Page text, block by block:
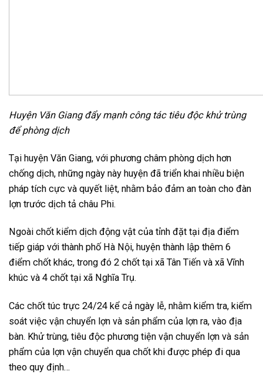
Huyện Văn Giang đẩy mạnh công tác tiêu độc khử trùng
để phòng dịch
Tại huyện Văn Giang, với phương châm phòng dịch hơn
chống dịch, những ngày này huyện đã triển khai nhiều biện
pháp tích cực và quyết liệt, nhằm bảo đảm an toàn cho đàn
lợn trước dịch tả châu Phi.
Ngoài chốt kiểm dịch động vật của tỉnh đặt tại địa điểm
tiếp giáp với thành phố Hà Nội, huyện thành lập thêm 6
điểm chốt khác, trong đó 2 chốt tại xã Tân Tiến và xã Vĩnh
khúc và 4 chốt tại xã Nghĩa Trụ.
Các chốt túc trực 24/24 kể cả ngày lễ, nhằm kiểm tra, kiểm
soát việc vận chuyển lợn và sản phẩm của lợn ra, vào địa
bàn. Khử trùng, tiêu độc phương tiện vận chuyển lợn và sản
phẩm của lợn vận chuyển qua chốt khi được phép đi qua
theo quy định…